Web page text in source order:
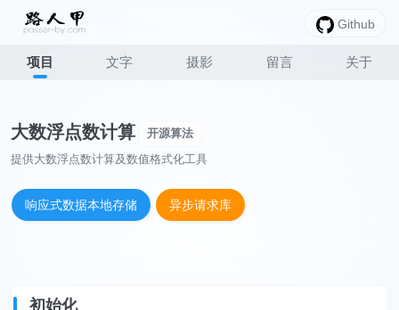
项目 文字 摄影 留言 关于
Github
大数浮点数计算
开源算法
提供大数浮点数计算及数值格式化工具
响应式数据本地存储 异步请求库
初始化